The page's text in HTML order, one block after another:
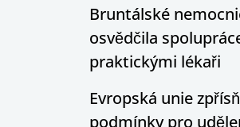
Bruntálské
osvědčila
praktickými lékaři
Evropská unie
podmínky pro